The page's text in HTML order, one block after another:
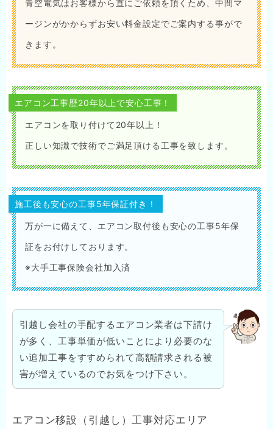
青空電気はお客様から直にご依頼を頂くため、中間マ
ージンがかからずお安い料金設定でご案内する事がで
きます。
エアコン工事歴20年以上で安心工事！
エアコンを取り付けて20年以上！
正しい知識で技術でご満足頂ける工事を致します。
施工後も安心の工事5年保証付き！
万が一に備えて、エアコン取付後も安心の工事5年保
証をお付けしております。
※大手工事保険会社加入済
引越し会社の手配するエアコン業者は下請け
が多く、工事単価が低いことにより必要のな
い追加工事をすすめられて高額請求される被
害が増えているのでお気をつけ下さい。
エアコン移設（引越し）工事対応エリア